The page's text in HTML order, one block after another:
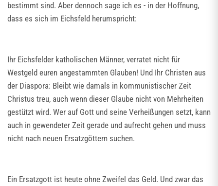
bestimmt sind. Aber dennoch sage ich es - in der Hoffnung,
dass es sich im Eichsfeld herumspricht:
Ihr Eichsfelder katholischen Männer, verratet nicht für
Westgeld euren angestammten Glauben! Und Ihr Christen aus
der Diaspora: Bleibt wie damals in kommunistischer Zeit
Christus treu, auch wenn dieser Glaube nicht von Mehrheiten
gestützt wird. Wer auf Gott und seine Verheißungen setzt, kann
auch in gewendeter Zeit gerade und aufrecht gehen und muss
nicht nach neuen Ersatzgöttern suchen.
Ein Ersatzgott ist heute ohne Zweifel das Geld. Und zwar das